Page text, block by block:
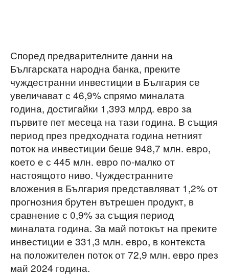
Според предварителните данни на
Българската народна банка, преките
чуждестранни инвестиции в България се
увеличават с 46,9% спрямо миналата
година, достигайки 1,393 млрд. евро за
първите пет месеца на тази година. В същия
период през предходната година нетният
поток на инвестиции беше 948,7 млн. евро,
което е с 445 млн. евро по-малко от
настоящото ниво. Чуждестранните
вложения в България представляват 1,2% от
прогнозния брутен вътрешен продукт, в
сравнение с 0,9% за същия период
миналата година. За май потокът на преките
инвестиции е 331,3 млн. евро, в контекста
на положителен поток от 72,9 млн. евро през
май 2024 година.